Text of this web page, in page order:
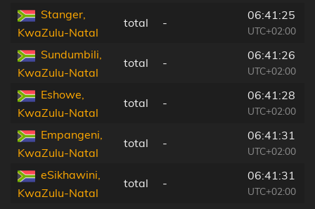
Stanger,
KwaZulu-Natal
total -
06:41:25
UTC+02:00
Sundumbili,
KwaZulu-Natal
total -
06:41:26
UTC+02:00
Eshowe,
KwaZulu-Natal
total -
06:41:28
UTC+02:00
Empangeni,
KwaZulu-Natal
total -
06:41:31
UTC+02:00
eSikhawini,
KwaZulu-Natal
total -
06:41:31
UTC+02:00